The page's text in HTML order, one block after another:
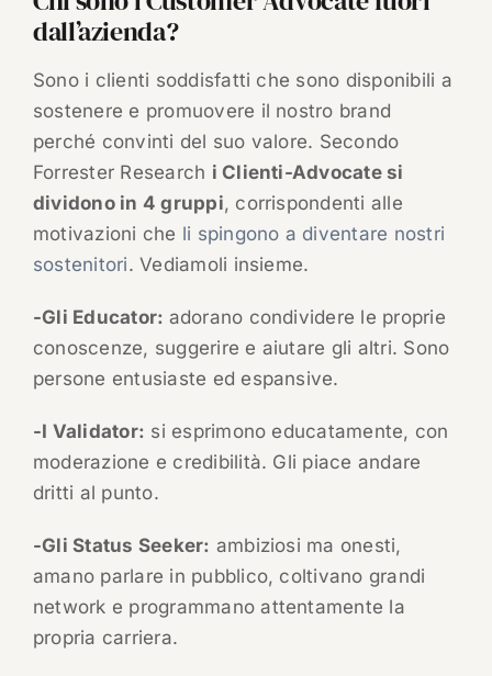
dall’azienda?
Sono i clienti soddisfatti che sono disponibili a
sostenere e promuovere il nostro brand
perché convinti del suo valore. Secondo
Forrester Research i Clienti-Advocate si
dividono in 4 gruppi, corrispondenti alle
motivazioni che li spingono a diventare nostri
sostenitori. Vediamoli insieme.
-Gli Educator: adorano condividere le proprie
conoscenze, suggerire e aiutare gli altri. Sono
persone entusiaste ed espansive.
-I Validator: si esprimono educatamente, con
moderazione e credibilità. Gli piace andare
dritti al punto.
-Gli Status Seeker: ambiziosi ma onesti,
amano parlare in pubblico, coltivano grandi
network e programmano attentamente la
propria carriera.